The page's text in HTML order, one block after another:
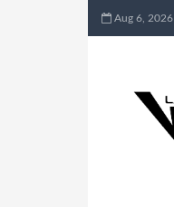
Aug 6, 2026